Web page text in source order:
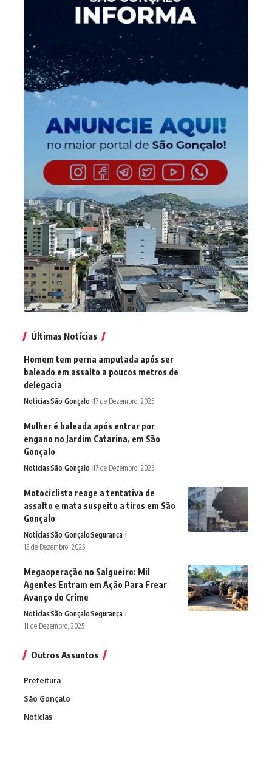
Últimas Notícias
Homem tem perna amputada após ser
baleado em assalto a poucos metros de
delegacia
NoticiasSão Gonçalo 17 de Dezembro, 2025
Mulher é baleada após entrar por
engano no Jardim Catarina, em São
Gonçalo
NoticiasSão Gonçalo 17 de Dezembro, 2025
Motociclista reage a tentativa de
assalto e mata suspeito a tiros em São
Gonçalo
NoticiasSão GonçaloSegurança
15 de Dezembro, 2025
Megaoperação no Salgueiro: Mil
Agentes Entram em Ação Para Frear
Avanço do Crime
NoticiasSão GonçaloSegurança
11 de Dezembro, 2025
Outros Assuntos
Prefeitura
São Gonçalo
Noticias